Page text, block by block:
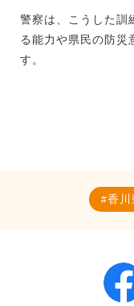
警察は、こうした訓
る能力や県民の防災
す。
香川